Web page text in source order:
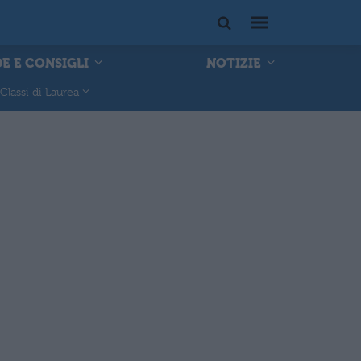
E CONSIGLI
NOTIZIE
Classi di Laurea